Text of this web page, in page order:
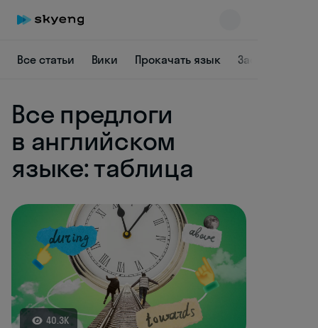
Все статьи Вики Прокачать язык Заставить
Все предлоги
в английском
языке: таблица
40.3K